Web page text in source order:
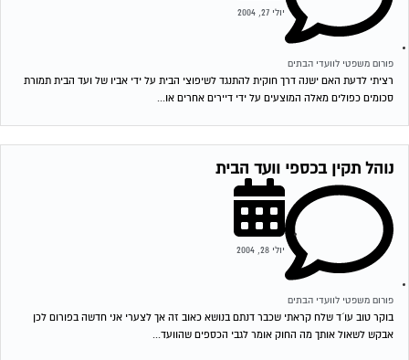
פורום משפטי לוועדי הבתים
יולי 27, 2004
רציתי לדעת האם ישנה דרך חוקית להתנגד לשיפוצי הבית על ידי אביו של ועד הבית תמורת
סכומים כפולים מאלה המוצעים על ידי דיירים אחרים או...
נוהל תקין בכספי וועד הבית
פורום משפטי לוועדי הבתים
יולי 28, 2004
בוקר טוב עו´ד שלח קראתי שכבר דנתם בנושא כאוב זה אך לצערי אני חדשה בפורום לכן
אבקש לשאול אותך מה החוק אומר לגבי הכספים שהוועד...